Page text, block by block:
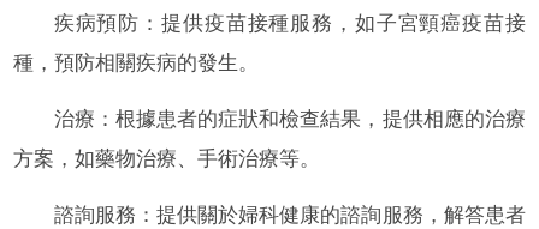
疾病預防：提供疫苗接種服務，如子宮頸癌疫苗接
種，預防相關疾病的發生。
治療：根據患者的症狀和檢查結果，提供相應的治療
方案，如藥物治療、手術治療等。
諮詢服務：提供關於婦科健康的諮詢服務，解答患者